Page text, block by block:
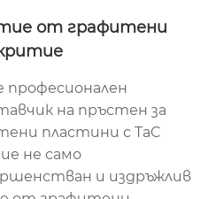
от графитени
професионален
на пръстен за
пластини с TaC
не само
и издръжлив